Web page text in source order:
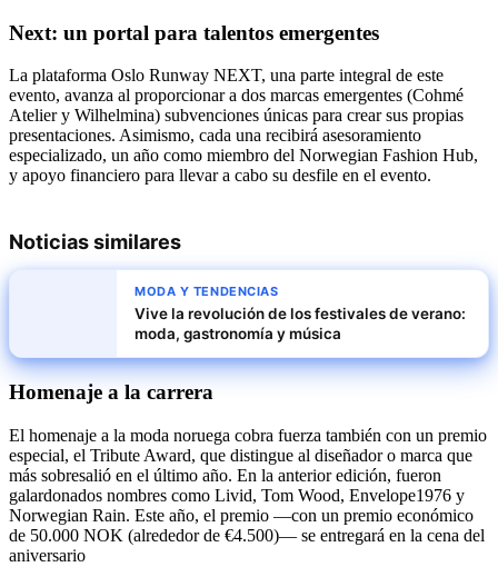
Next: un portal para talentos emergentes
La plataforma Oslo Runway NEXT, una parte integral de este
evento, avanza al proporcionar a dos marcas emergentes (Cohmé
Atelier y Wilhelmina) subvenciones únicas para crear sus propias
presentaciones. Asimismo, cada una recibirá asesoramiento
especializado, un año como miembro del Norwegian Fashion Hub,
y apoyo financiero para llevar a cabo su desfile en el evento.
Noticias similares
MODA Y TENDENCIAS
Vive la revolución de los festivales de verano:
moda, gastronomía y música
Homenaje a la carrera
El homenaje a la moda noruega cobra fuerza también con un premio
especial, el Tribute Award, que distingue al diseñador o marca que
más sobresalió en el último año. En la anterior edición, fueron
galardonados nombres como Livid, Tom Wood, Envelope1976 y
Norwegian Rain. Este año, el premio —con un premio económico
de 50.000 NOK (alrededor de €4.500)— se entregará en la cena del
aniversario